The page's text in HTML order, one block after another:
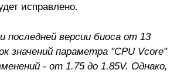
исправлено.
последней версии биоса от 13
значений параметра "CPU Vcore"
- от 1.75 до 1.85V. Однако,